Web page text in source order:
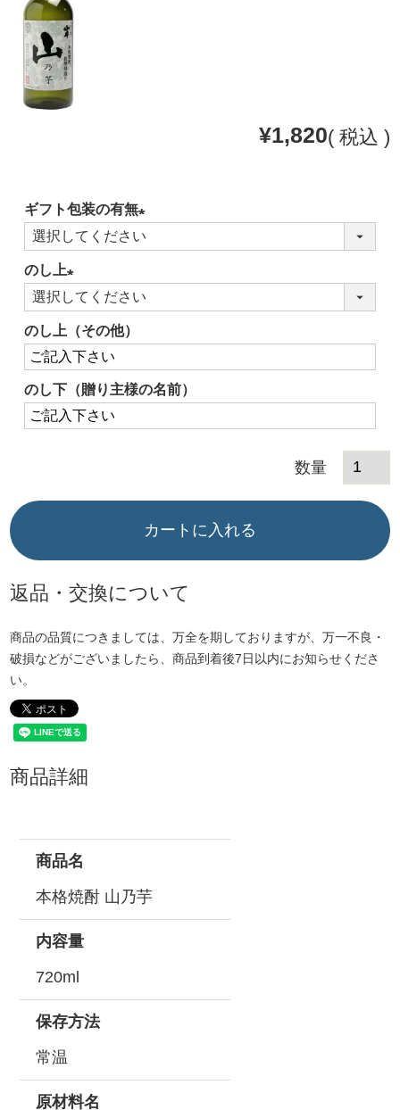
¥1,820 税込
ギフト包装の有無
(必
のし上
(必
須)
のし上（その他）
のし下（贈り主様の名前）
カートに入れる
返品・交換について
商品の品質につきましては、万全を期しておりますが、万一不良・
破損などがございましたら、商品到着後7日以内にお知らせくださ
い。
商品詳細
商品名
本格焼酎 山乃芋
内容量
720ml
保存方法
常温
原材料名